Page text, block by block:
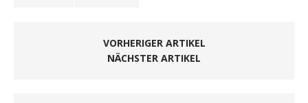
VORHERIGER ARTIKEL
NÄCHSTER ARTIKEL